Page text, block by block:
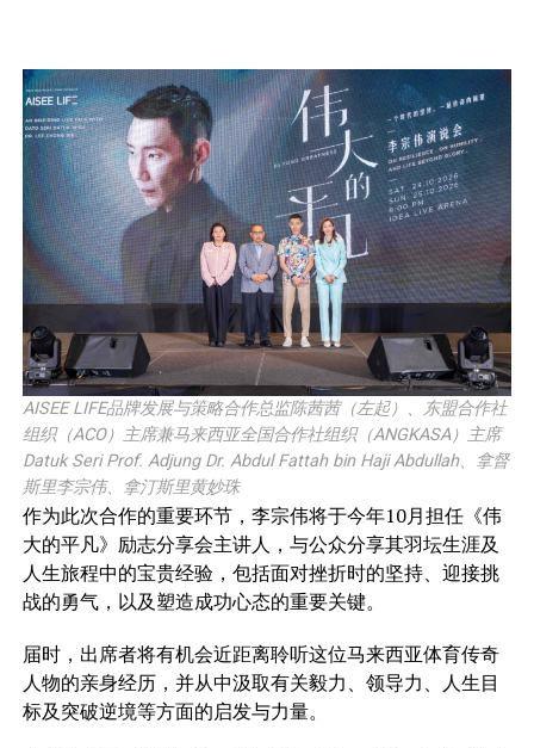
AISEE LIFE品牌发展与策略合作总监陈茜茜（左起）、东盟合作社
组织（ACO）主席兼马来西亚全国合作社组织（ANGKASA）主席
Datuk Seri Prof. Adjung Dr. Abdul Fattah bin Haji Abdullah、拿督
斯里李宗伟、拿汀斯里黄妙珠
作为此次合作的重要环节，李宗伟将于今年10月担任《伟
大的平凡》励志分享会主讲人，与公众分享其羽坛生涯及
人生旅程中的宝贵经验，包括面对挫折时的坚持、迎接挑
战的勇气，以及塑造成功心态的重要关键。
届时，出席者将有机会近距离聆听这位马来西亚体育传奇
人物的亲身经历，并从中汲取有关毅力、领导力、人生目
标及突破逆境等方面的启发与力量。